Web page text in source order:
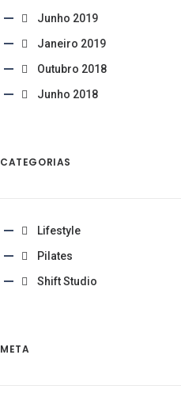
Junho 2019
Janeiro 2019
Outubro 2018
Junho 2018
CATEGORIAS
Lifestyle
Pilates
Shift Studio
META